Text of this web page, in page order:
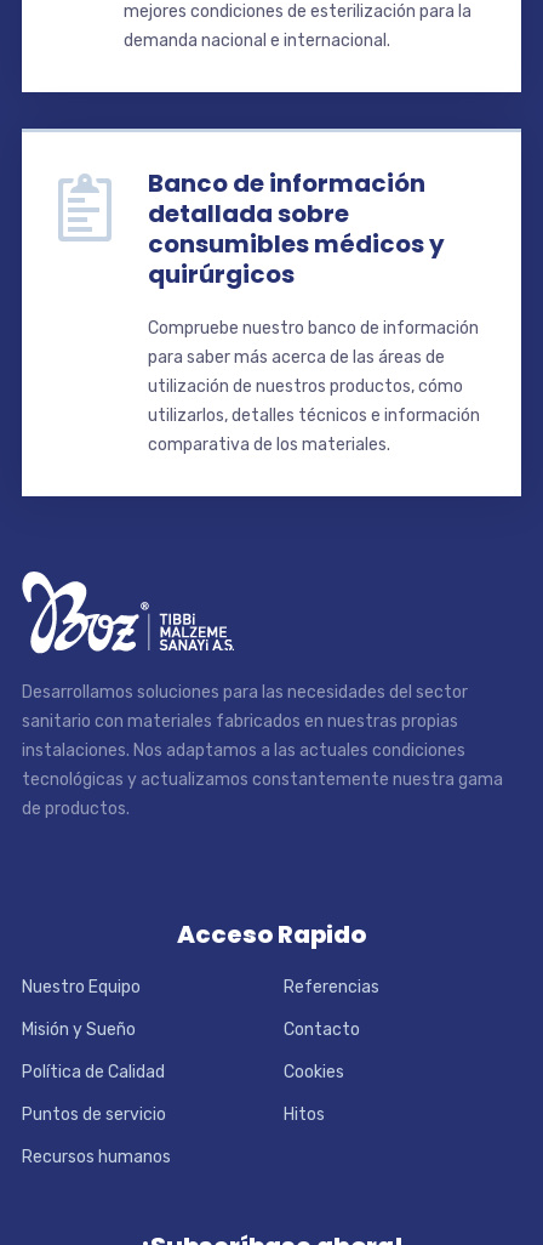
mejores condiciones de esterilización para la
demanda nacional e internacional.
Banco de información
detallada sobre
consumibles médicos y
quirúrgicos
Compruebe nuestro banco de información
para saber más acerca de las áreas de
utilización de nuestros productos, cómo
utilizarlos, detalles técnicos e información
comparativa de los materiales.
Desarrollamos soluciones para las necesidades del sector
sanitario con materiales fabricados en nuestras propias
instalaciones. Nos adaptamos a las actuales condiciones
tecnológicas y actualizamos constantemente nuestra gama
de productos.
Acceso Rapido
Nuestro Equipo Referencias
Misión y Sueño Contacto
Política de Calidad Cookies
Puntos de servicio Hitos
Recursos humanos